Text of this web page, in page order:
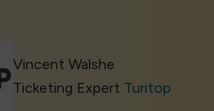
Vincent Walshe
Ticketing Expert Turitop